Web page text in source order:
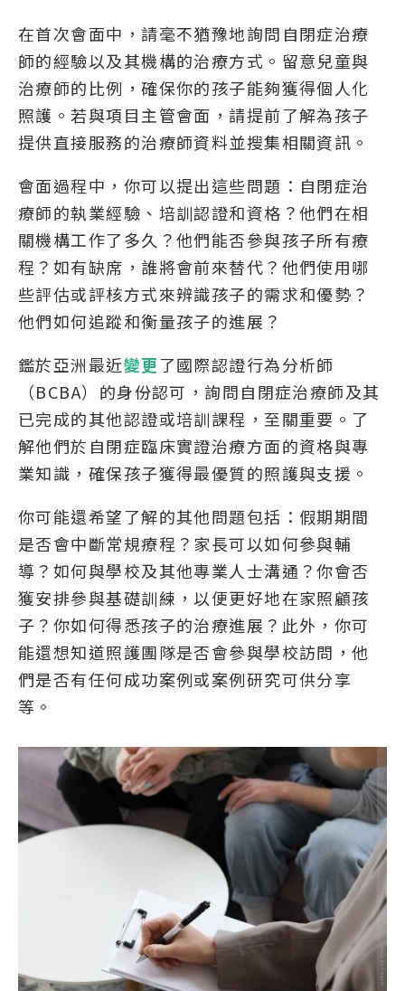
在首次會面中，請毫不猶豫地詢問自閉症治療
師的經驗以及其機構的治療方式。留意兒童與
治療師的比例，確保你的孩子能夠獲得個人化
照護。若與項目主管會面，請提前了解為孩子
提供直接服務的治療師資料並搜集相關資訊。
會面過程中，你可以提出這些問題：自閉症治
療師的執業經驗、培訓認證和資格？他們在相
關機構工作了多久？他們能否參與孩子所有療
程？如有缺席，誰將會前來替代？他們使用哪
些評估或評核方式來辨識孩子的需求和優勢？
他們如何追蹤和衡量孩子的進展？
鑑於亞洲最近變更了國際認證行為分析師
（BCBA）的身份認可，詢問自閉症治療師及其
已完成的其他認證或培訓課程，至關重要。了
解他們於自閉症臨床實證治療方面的資格與專
業知識，確保孩子獲得最優質的照護與支援。
你可能還希望了解的其他問題包括：假期期間
是否會中斷常規療程？家長可以如何參與輔
導？如何與學校及其他專業人士溝通？你會否
獲安排參與基礎訓練，以便更好地在家照顧孩
子？你如何得悉孩子的治療進展？此外，你可
能還想知道照護團隊是否會參與學校訪問，他
們是否有任何成功案例或案例研究可供分享
等。